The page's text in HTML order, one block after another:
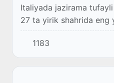
Italiyada jazirama
27 ta yirik shahrida
meteorologik xavf
1183